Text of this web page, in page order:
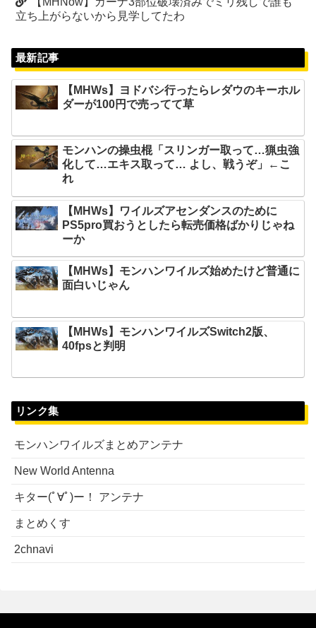
立ち上がらないから見学してたわ
最新記事
【MHWs】ヨドバシ行ったらレダウのキーホル
ダーが100円で売ってて草
モンハンの操虫棍「スリンガー取って…猟虫強
化して…エキス取って… よし、戦うぞ」←こ
れ
【MHWs】ワイルズアセンダンスのために
PS5pro買おうとしたら転売価格ばかりじゃね
ーか
【MHWs】モンハンワイルズ始めたけど普通に
面白いじゃん
【MHWs】モンハンワイルズSwitch2版、
40fpsと判明
リンク集
モンハンワイルズまとめアンテナ
New World Antenna
キター(ﾟ∀ﾟ)ー！ アンテナ
まとめくす
2chnavi